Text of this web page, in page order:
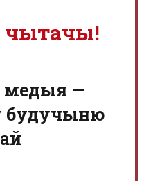
медыя —
будучыню